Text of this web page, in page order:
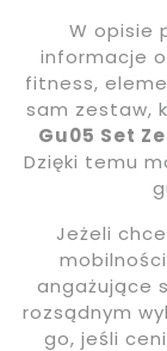
W opisie
informacje
fitness,
sam zestaw,
Gu05 Set
Dzięki temu
Jeżeli
angażujące
rozsądnym
go, jeśli